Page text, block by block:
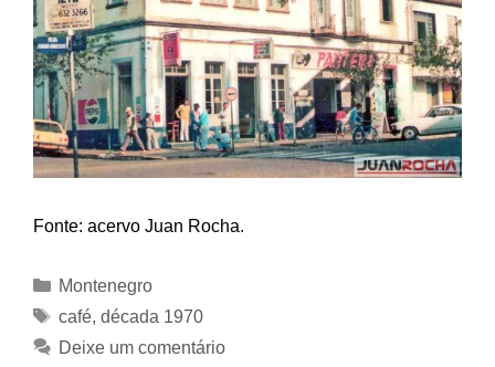
Fonte: acervo Juan Rocha.
Categorias
Montenegro
Tags
café, década 1970
Deixe um comentário